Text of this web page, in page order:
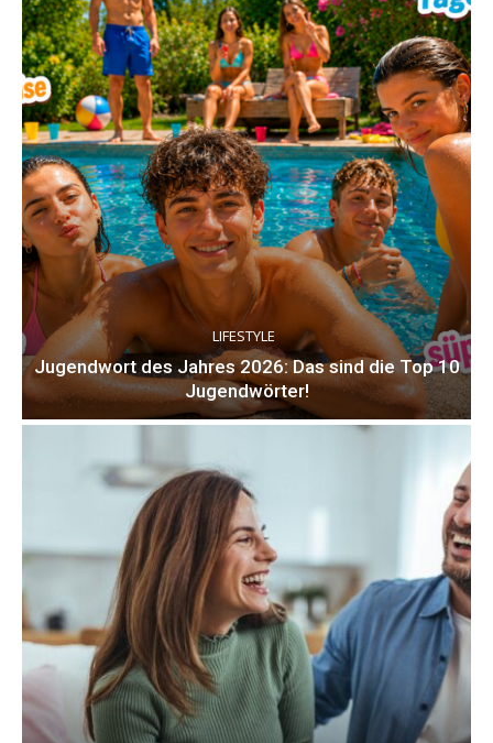
LIFESTYLE
Jugendwort des Jahres 2026: Das sind die Top 10
Jugendwörter!